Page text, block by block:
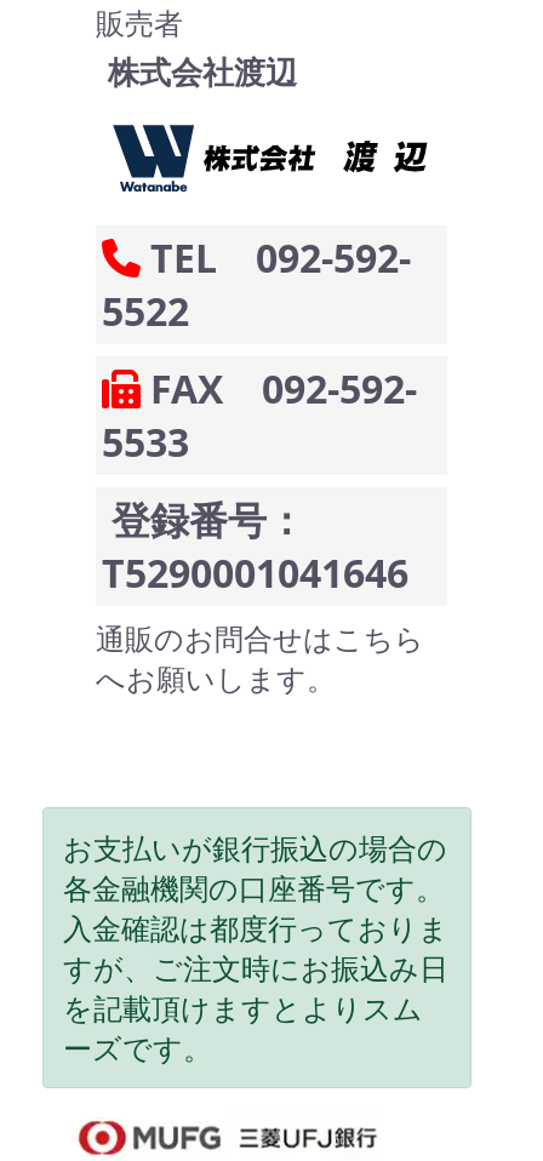
販売者
株式会社渡辺
TEL 092-592-
5522
FAX 092-592-
5533
登録番号：
T5290001041646
通販のお問合せはこちら
へお願いします。
お支払いが銀行振込の場合の
各金融機関の口座番号です。
入金確認は都度行っておりま
すが、ご注文時にお振込み日
を記載頂けますとよりスム
ーズです。